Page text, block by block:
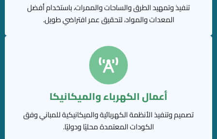
تنفيذ وتمهيد الطرق والساحات والممرات، باستخدام أفضل
المعدات والمواد، لتحقيق عمر افتراضي طويل.
أعمال الكهرباء والميكانيكا
تصميم وتنفيذ الأنظمة الكهربائية والميكانيكية للمباني وفق
الكودات المعتمدة محليًا ودوليًا.